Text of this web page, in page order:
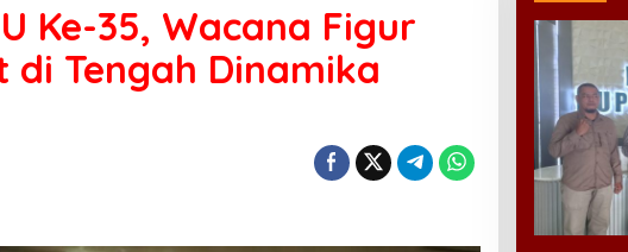
Ke-35, Wacana Figur
di Tengah Dinamika